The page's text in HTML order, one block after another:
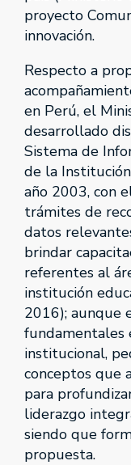
proyecto
innovación.
Respecto a
en Perú, el
desarrollado
Sistema de
de la
año 2003, con
trámites de
datos
brindar
referentes al
institución
2016); aunque
fundamentales
institucional,
conceptos que
para
liderazgo
siendo que
propuesta.